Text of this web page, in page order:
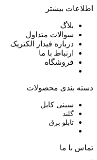
اطلاعات بیشتر
بلاگ
سوالات متداول
درباره فیدار الکتریک
ارتباط با ما
فروشگاه
دسته بندی محصولات
سینی کابل
گلند
تابلو برق
تماس با ما